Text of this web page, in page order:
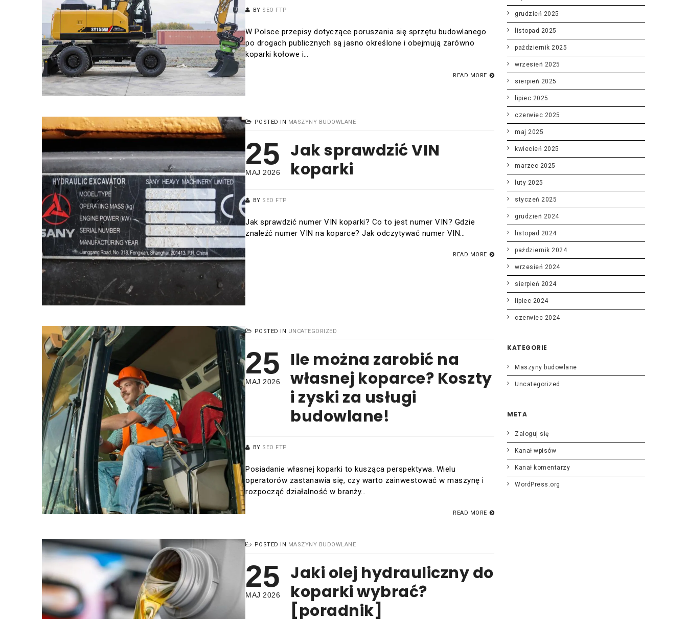
BY SEO FTP
W Polsce przepisy dotyczące poruszania się sprzętu budowlanego
po drogach publicznych są jasno określone i obejmują zarówno
koparki kołowe i…
READ MORE
POSTED IN MASZYNY BUDOWLANE
25
MAJ 2026
Jak sprawdzić VIN
koparki
BY SEO FTP
Jak sprawdzić numer VIN koparki? Co to jest numer VIN? Gdzie
znaleźć numer VIN na koparce? Jak odczytywać numer VIN…
READ MORE
POSTED IN UNCATEGORIZED
25
MAJ 2026
Ile można zarobić na
własnej koparce? Koszty
i zyski za usługi
budowlane!
BY SEO FTP
Posiadanie własnej koparki to kusząca perspektywa. Wielu
operatorów zastanawia się, czy warto zainwestować w maszynę i
rozpocząć działalność w branży…
READ MORE
POSTED IN MASZYNY BUDOWLANE
25
MAJ 2026
Jaki olej hydrauliczny do
koparki wybrać?
[poradnik]
grudzień 2025
listopad 2025
październik 2025
wrzesień 2025
sierpień 2025
lipiec 2025
czerwiec 2025
maj 2025
kwiecień 2025
marzec 2025
luty 2025
styczeń 2025
grudzień 2024
listopad 2024
październik 2024
wrzesień 2024
sierpień 2024
lipiec 2024
czerwiec 2024
KATEGORIE
Maszyny budowlane
Uncategorized
META
Zaloguj się
Kanał wpisów
Kanał komentarzy
WordPress.org